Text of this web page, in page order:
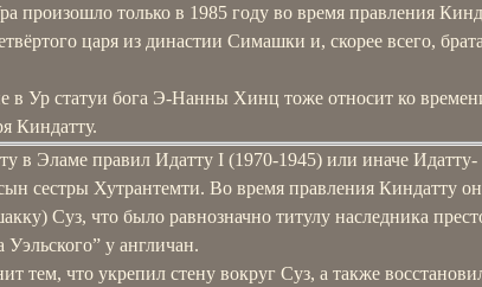
произошло только в 1985 году во время правления
царя из династии Симашки и, скорее всего, брата
в Ур статуи бога Э-Нанны Хинц тоже относит ко
Киндатту.
в Эламе правил Идатту I (1970-1945) или иначе Идатту-
сестры Хутрантемти. Во время правления Киндатту
Суз, что было равнозначно титулу наследника
Уэльского” у англичан.
тем, что укрепил стену вокруг Суз, а также